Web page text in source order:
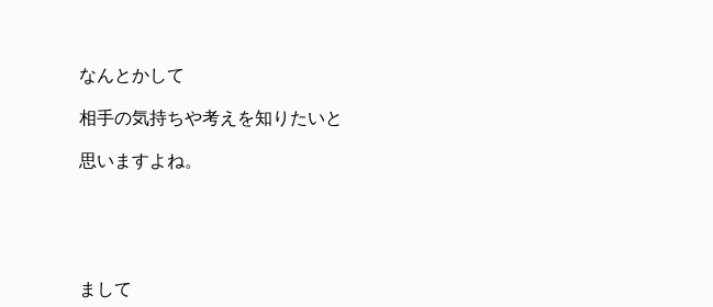
なんとかして
相手の気持ちや考えを知りたいと
思いますよね。
まして